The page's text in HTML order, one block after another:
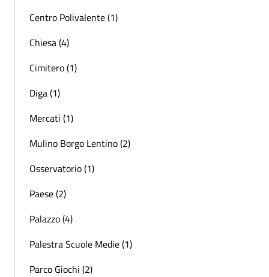
Centro Polivalente (1)
Chiesa (4)
Cimitero (1)
Diga (1)
Mercati (1)
Mulino Borgo Lentino (2)
Osservatorio (1)
Paese (2)
Palazzo (4)
Palestra Scuole Medie (1)
Parco Giochi (2)